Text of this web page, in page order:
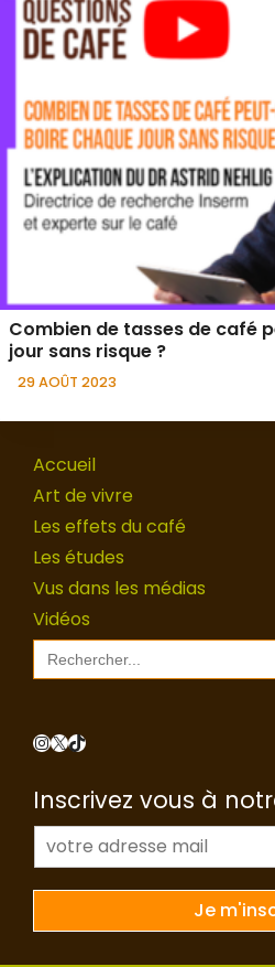
Combien de tasses de café
jour sans risque ?
29 AOÛT 2023
Accueil
Art de vivre
Les effets du café
Les études
Vus dans les médias
Vidéos
Search
for:
Instagram
X TikTok
Inscrivez vous à
E
Je